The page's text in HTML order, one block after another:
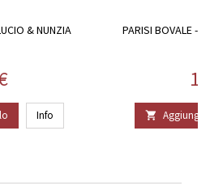
& NUNZIA
Info
PARISI BOVALE -
 Aggiungi